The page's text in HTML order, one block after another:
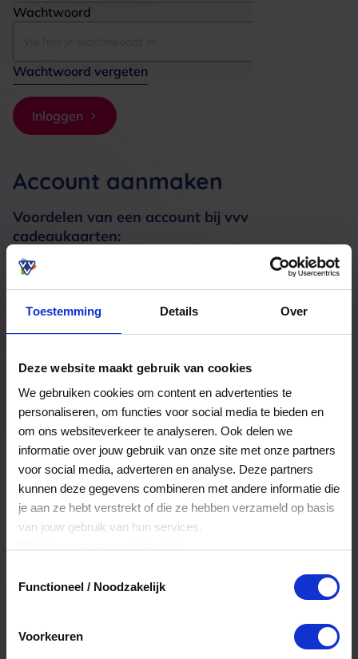
Toestemming Details Over
Deze website maakt gebruik van cookies
We gebruiken cookies om content en advertenties te
personaliseren, om functies voor social media te bieden en
om ons websiteverkeer te analyseren. Ook delen we
informatie over jouw gebruik van onze site met onze partners
voor social media, adverteren en analyse. Deze partners
kunnen deze gegevens combineren met andere informatie die
je aan ze hebt verstrekt of die ze hebben verzameld op basis
van jouw gebruik van hun services.
Functioneel / Noodzakelijk
Voorkeuren
Wachtwoord
Wachtwoord vergeten
Inloggen
Account aanmaken
Voordelen van een account bij vvv
cadeaukaarten:
Meerdere adressen registreren
Een bestelling volgen
Nog veel meer...
Maak account aan